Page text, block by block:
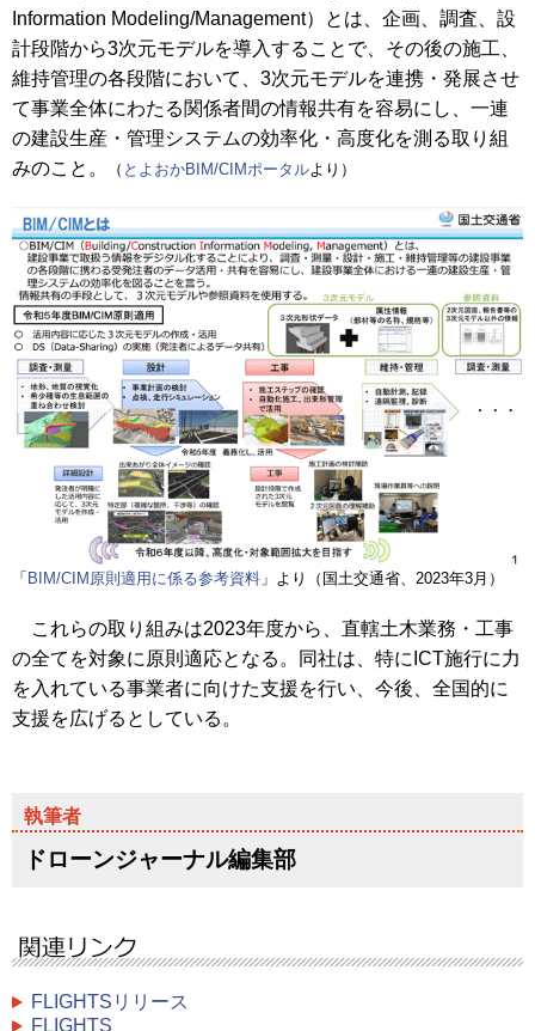
Information Modeling/Management）とは、企画、調査、設
計段階から3次元モデルを導入することで、その後の施工、
維持管理の各段階において、3次元モデルを連携・発展させ
て事業全体にわたる関係者間の情報共有を容易にし、一連
の建設生産・管理システムの効率化・高度化を測る取り組
みのこと。
（ とよおかBIM/CIMポータルより）
「 BIM/CIM原則適用に係る参考資料 」より（国土交通省、2023年3月）
これらの取り組みは2023年度から、直轄土木業務・工事
の全てを対象に原則適応となる。同社は、特にICT施行に力
を入れている事業者に向けた支援を行い、今後、全国的に
支援を広げるとしている。
ドローンジャーナル編集部
FLIGHTSリリース
FLIGHTS